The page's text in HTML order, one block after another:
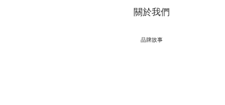
關於我們
品牌故事